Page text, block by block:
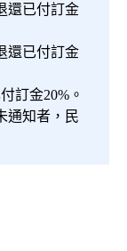
還已付訂金
還已付訂金
訂金20%。
通知者，民